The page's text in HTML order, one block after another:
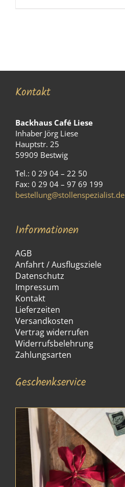
Kontakt
Backhaus Café Liese
Inhaber Jörg Liese
Hauptstr. 25
59909 Bestwig
Tel.: 0 29 04 – 22 50
Fax: 0 29 04 – 97 69 199
bestellung@stollenspezialist.de
Informationen
AGB
Anfahrt / Ausflugsziele
Datenschutz
Impressum
Kontakt
Lieferzeiten
Versandkosten
Vertrag widerrufen
Widerrufsbelehrung
Zahlungsarten
Geschenkservice